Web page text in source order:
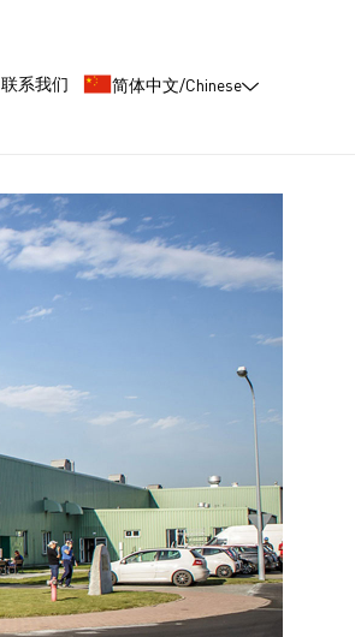
联系我们 简体中文/Chinese